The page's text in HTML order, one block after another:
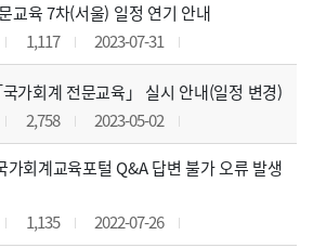
교육 7차(서울) 일정 연기 안내
1,117 2023-07-31
가회계 전문교육」 실시 안내(일정 변경)
2,758 2023-05-02
가회계교육포털 Q&A 답변 불가 오류 발생
1,135 2022-07-26